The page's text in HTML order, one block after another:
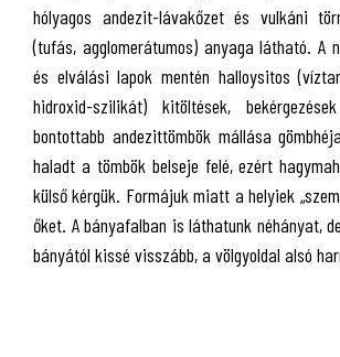
hólyagos andezit-lávakőzet és vulkáni
(tufás, agglomerátumos) anyaga látható. A
és elválási lapok mentén halloysitos
hidroxid-szilikát) kitöltések,
bontottabb andezittömbök mállása
haladt a tömbök belseje felé, ezért
külső kérgük. Formájuk miatt a helyiek
őket. A bányafalban is láthatunk néhányat,
bányától kissé visszább, a völgyoldal alsó